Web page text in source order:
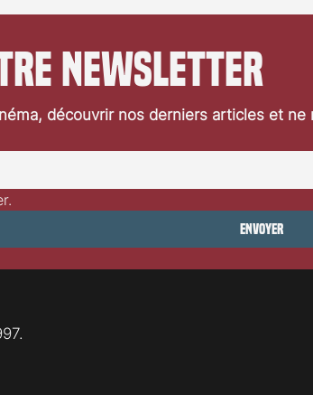
newsletter
découvrir nos derniers articles et
Envoyer